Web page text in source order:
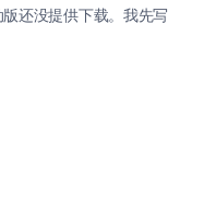
还没提供下载。我先写